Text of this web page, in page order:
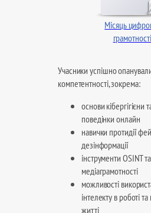
Місяць
грамотності
Учасники успішно
компетентності, зокрема:
основи кібергігієни
поведінки онлайн
навички протидії
дезінформації
інструменти OSINT та
медіаграмотності
можливості
інтелекту в роботі
житті